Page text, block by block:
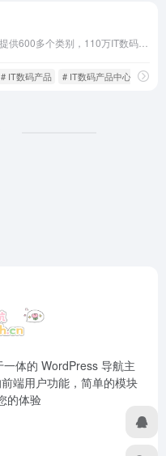
# IT数码产品 # IT数码产品中心
体的 WordPress 导航主
端用户功能，简单的模块
的体验